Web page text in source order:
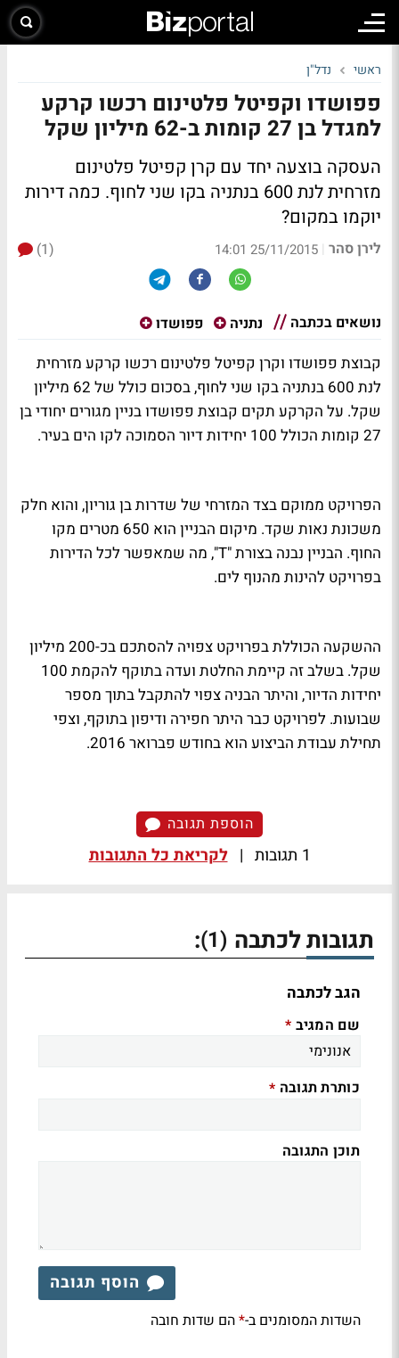
ראשי נדל"ן
פפושדו וקפיטל פלטינום רכשו קרקע
למגדל בן 27 קומות ב-62 מיליון שקל
העסקה בוצעה יחד עם קרן קפיטל פלטינום
מזרחית לנת 600 בנתניה בקו שני לחוף. כמה דירות
יוקמו במקום?
לירן סהר |
25/11/2015 14:01
(1)
נושאים בכתבה נתניה פפושדו
קבוצת פפושדו וקרן קפיטל פלטינום רכשו קרקע מזרחית
לנת 600 בנתניה בקו שני לחוף, בסכום כולל של 62 מיליון
שקל. על הקרקע תקים קבוצת פפושדו בניין מגורים יחודי בן
27 קומות הכולל 100 יחידות דיור הסמוכה לקו הים בעיר.
הפרויקט ממוקם בצד המזרחי של שדרות בן גוריון, והוא חלק
משכונת נאות שקד. מיקום הבניין הוא 650 מטרים מקו
החוף. הבניין נבנה בצורת "T", מה שמאפשר לכל הדירות
בפרויקט להינות מהנוף לים.
ההשקעה הכוללת בפרויקט צפויה להסתכם בכ-200 מיליון
שקל. בשלב זה קיימת החלטת ועדה בתוקף להקמת 100
יחידות הדיור, והיתר הבניה צפוי להתקבל בתוך מספר
שבועות. לפרויקט כבר היתר חפירה ודיפון בתוקף, וצפי
תחילת עבודת הביצוע הוא בחודש פברואר 2016.
הוספת תגובה
1 תגובות | לקריאת כל התגובות
תגובות לכתבה (1)
:
הגב לכתבה
שם המגיב *
כותרת תגובה *
תוכן התגובה
הוסף תגובה
השדות המסומנים ב-*הם שדות חובה